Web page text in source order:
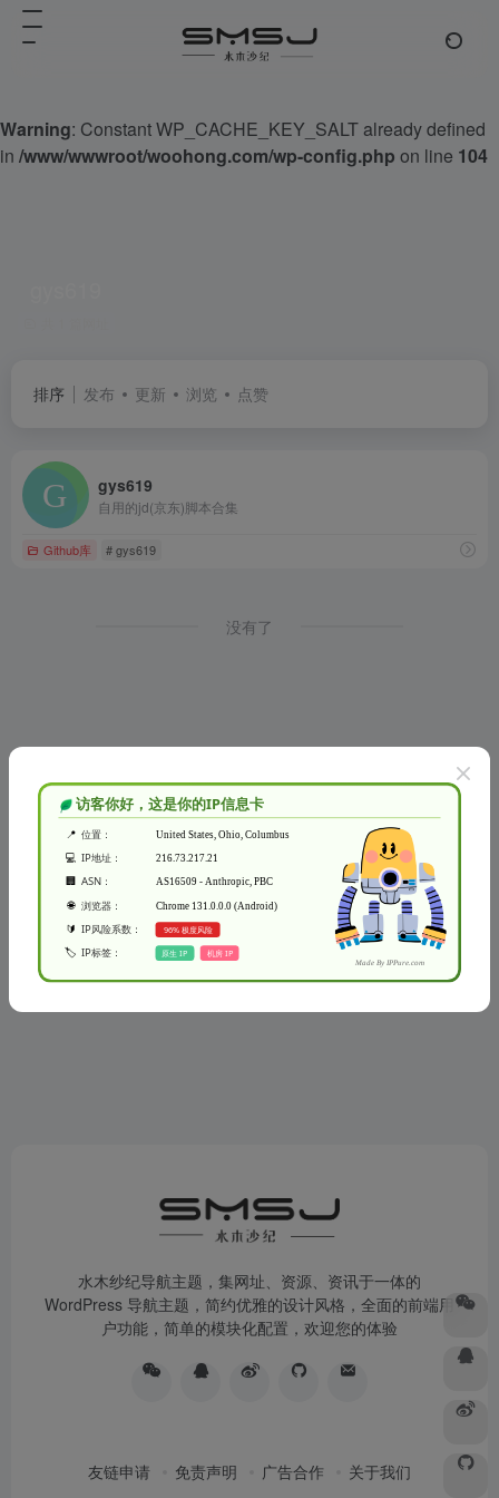
Warning: Constant WP_CACHE_KEY_SALT already defined
in /www/wwwroot/woohong.com/wp-config.php on line 104
排序 发布 更新 浏览 点赞
gys619
自用的jd(京东)脚本合集
Github库 # gys619
没有了
水木纱纪导航主题，集网址、资源、资讯于一体的
WordPress 导航主题，简约优雅的设计风格，全面的前端用
户功能，简单的模块化配置，欢迎您的体验
友链申请 免责声明 广告合作 关于我们